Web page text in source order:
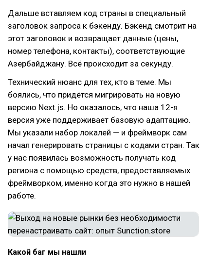
Дальше вставляем код страны в специальный
заголовок запроса к бэкенду. Бэкенд смотрит на
этот заголовок и возвращает данные (цены,
номер телефона, контакты), соответствующие
Азербайджану. Всё происходит за секунду.
Технический нюанс для тех, кто в теме. Мы
боялись, что придётся мигрировать на новую
версию Next.js. Но оказалось, что наша 12-я
версия уже поддерживает базовую адаптацию.
Мы указали набор локалей — и фреймворк сам
начал генерировать страницы с кодами стран. Так
у нас появилась возможность получать код
региона с помощью средств, предоставляемых
фреймворком, именно когда это нужно в нашей
работе.
Какой баг мы нашли